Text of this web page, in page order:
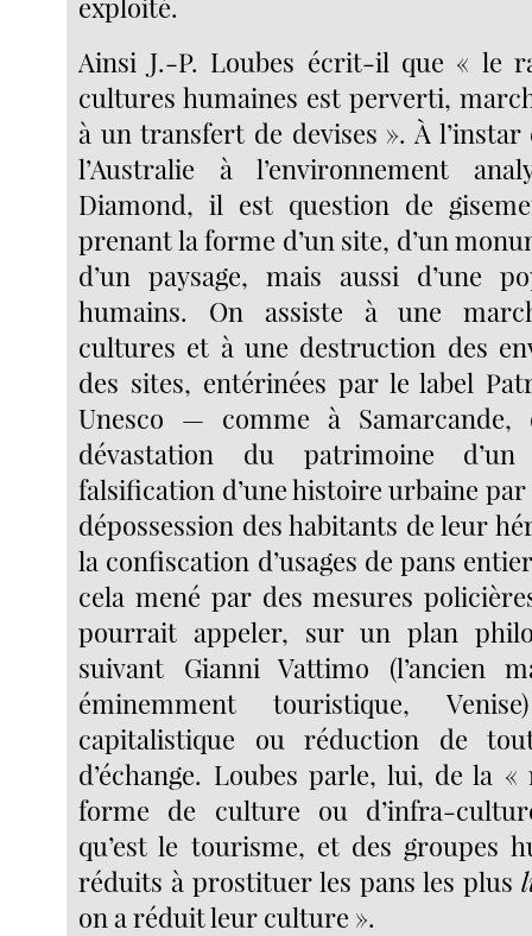
exploité.
Ainsi J.-P. Loubes écrit-il que « le
cultures humaines est perverti,
à un transfert de devises ». À
l’Australie à l’environnement
Diamond, il est question de
prenant la forme d’un site, d’un
d’un paysage, mais aussi d’une
humains. On assiste à une
cultures et à une destruction des
des sites, entérinées par le label
Unesco — comme à
dévastation du patrimoine
falsification d’une histoire urbaine
dépossession des habitants de leur
la confiscation d’usages de pans
cela mené par des mesures
pourrait appeler, sur un plan
suivant Gianni Vattimo (l’ancien
éminemment touristique,
capitalistique ou réduction de
d’échange. Loubes parle, lui, de la
forme de culture ou d’infra-
qu’est le tourisme, et des groupes
réduits à prostituer les pans les plus
on a réduit leur culture ».